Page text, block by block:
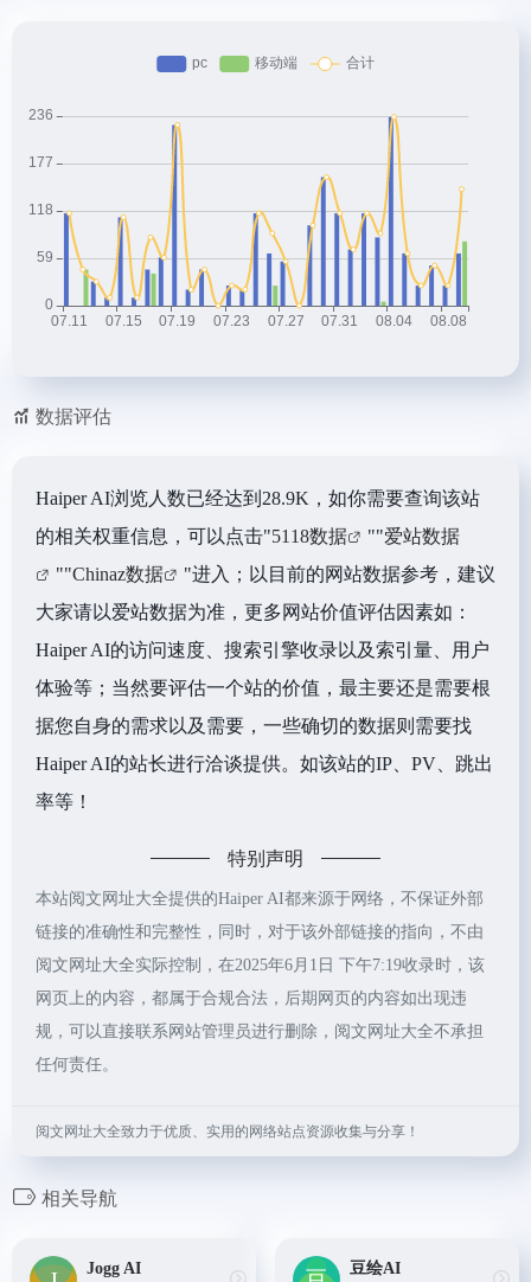
数据评估
Haiper AI浏览人数已经达到28.9K，如你需要查询该站
的相关权重信息，可以点击"5118数据 ""爱站数据
""Chinaz数据
"进入；以目前的网站数据参考，建议
大家请以爱站数据为准，更多网站价值评估因素如：
Haiper AI的访问速度、搜索引擎收录以及索引量、用户
体验等；当然要评估一个站的价值，最主要还是需要根
据您自身的需求以及需要，一些确切的数据则需要找
Haiper AI的站长进行洽谈提供。如该站的IP、PV、跳出
率等！
特别声明
本站阅文网址大全提供的Haiper AI都来源于网络，不保证外部
链接的准确性和完整性，同时，对于该外部链接的指向，不由
阅文网址大全实际控制，在2025年6月1日 下午7:19收录时，该
网页上的内容，都属于合规合法，后期网页的内容如出现违
规，可以直接联系网站管理员进行删除，阅文网址大全不承担
任何责任。
阅文网址大全致力于优质、实用的网络站点资源收集与分享！
相关导航
Jogg AI 豆绘AI